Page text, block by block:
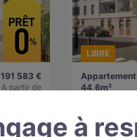
à
191 583 €
A partir de
LIBRE
44,6m²